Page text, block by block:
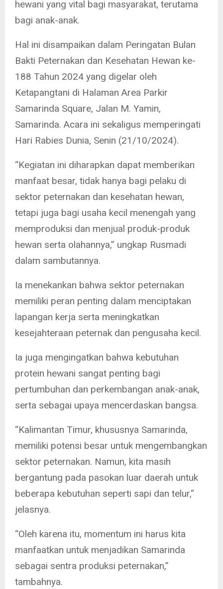
hewani yang vital bagi masyarakat, terutama
bagi anak-anak.
Hal ini disampaikan dalam Peringatan Bulan
Bakti Peternakan dan Kesehatan Hewan ke-
188 Tahun 2024 yang digelar oleh
Ketapangtani di Halaman Area Parkir
Samarinda Square, Jalan M. Yamin,
Samarinda. Acara ini sekaligus memperingati
Hari Rabies Dunia, Senin (21/10/2024).
“Kegiatan ini diharapkan dapat memberikan
manfaat besar, tidak hanya bagi pelaku di
sektor peternakan dan kesehatan hewan,
tetapi juga bagi usaha kecil menengah yang
memproduksi dan menjual produk-produk
hewan serta olahannya,” ungkap Rusmadi
dalam sambutannya.
Ia menekankan bahwa sektor peternakan
memiliki peran penting dalam menciptakan
lapangan kerja serta meningkatkan
kesejahteraan peternak dan pengusaha kecil.
Ia juga mengingatkan bahwa kebutuhan
protein hewani sangat penting bagi
pertumbuhan dan perkembangan anak-anak,
serta sebagai upaya mencerdaskan bangsa.
“Kalimantan Timur, khususnya Samarinda,
memiliki potensi besar untuk mengembangkan
sektor peternakan. Namun, kita masih
bergantung pada pasokan luar daerah untuk
beberapa kebutuhan seperti sapi dan telur,“
jelasnya.
“Oleh karena itu, momentum ini harus kita
manfaatkan untuk menjadikan Samarinda
sebagai sentra produksi peternakan,”
tambahnya.